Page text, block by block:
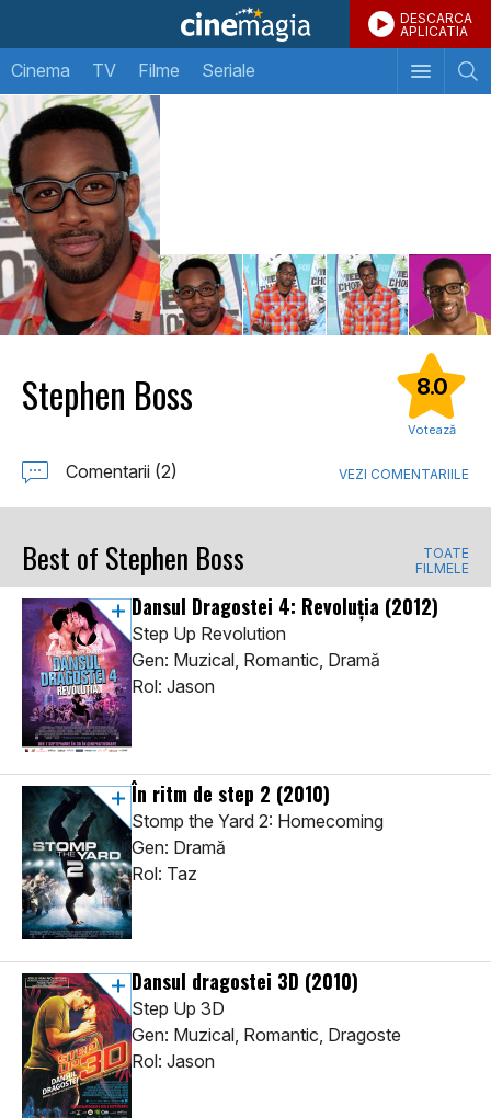
DESCARCA
APLICATIA
Cinema TV Filme Seriale
Stephen Boss 8.0
Votează
Comentarii (2) VEZI COMENTARIILE
Best of Stephen Boss
TOATE
FILMELE
Dansul Dragostei 4: Revoluția (2012)
Step Up Revolution
Gen: Muzical, Romantic, Dramă
Rol: Jason
În ritm de step 2 (2010)
Stomp the Yard 2: Homecoming
Gen: Dramă
Rol: Taz
Dansul dragostei 3D (2010)
Step Up 3D
Gen: Muzical, Romantic, Dragoste
Rol: Jason